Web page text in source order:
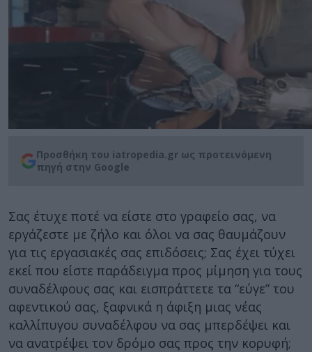
Προσθήκη του iatropedia.gr ως προτεινόμενη
πηγή στην Google
Σας έτυχε ποτέ να είστε στο γραφείο σας, να
εργάζεστε με ζήλο και όλοι να σας θαυμάζουν
για τις εργασιακές σας επιδόσεις; Σας έχει τύχει
εκεί που είστε παράδειγμα προς μίμηση για τους
συναδέλφους σας και εισπράττετε τα “εύγε” του
αφεντικού σας, ξαφνικά η άφιξη μιας νέας
καλλίπυγου συναδέλφου να σας μπερδέψει και
να ανατρέψει τον δρόμο σας προς την κορυφή;